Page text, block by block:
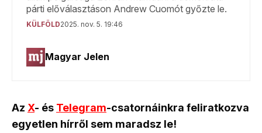
Az X- és Telegram-csatornáinkra feliratkozva
egyetlen hírről sem maradsz le!